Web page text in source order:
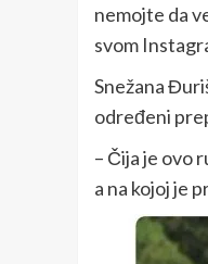
nemojte da
svom
Snežana
određeni
– Čija je ovo
a na kojoj je